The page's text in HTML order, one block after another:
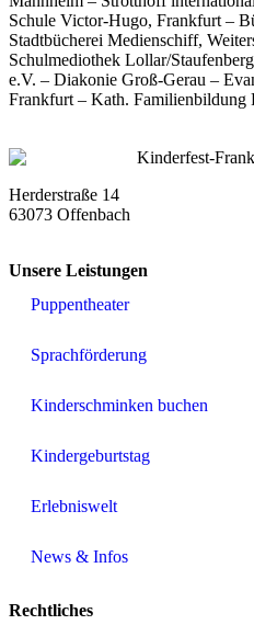
Schule Victor-Hugo, Frankfurt –
Stadtbücherei Medienschiff,
Schulmediothek Lollar/
e.V. – Diakonie Groß-Gerau –
Frankfurt – Kath. Familienbildung
Herderstraße 14
63073 Offenbach
Unsere Leistungen
Puppentheater
Sprachförderung
Kinderschminken buchen
Kindergeburtstag
Erlebniswelt
News & Infos
Rechtliches